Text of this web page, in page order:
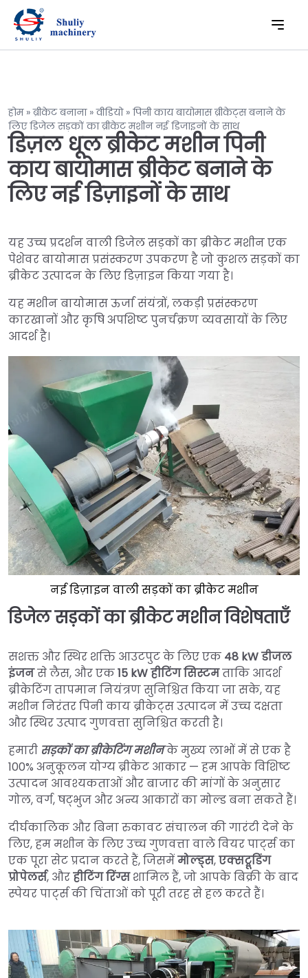
होम»ब्रीकेट बनाना»वीडियो» पिनी काय बायोमास ब्रीकेट्स बनाने के
लिए डिजेल सड़कों का ब्रीकेट मशीन नई डिजाइनों के साथ
डिज़ल धूल ब्रीकेट मशीन पिनी
काय बायोमास ब्रीकेट बनाने के
लिए नई डिज़ाइनों के साथ
यह उच्च प्रदर्शन वाली डिजेल सड़कों का ब्रीकेट मशीन एक
पेशेवर बायोमास प्रसंस्करण उपकरण है जो कुशल सड़कों का
ब्रीकेट उत्पादन के लिए डिज़ाइन किया गया है।
यह मशीन बायोमास ऊर्जा संयंत्रों, लकड़ी प्रसंस्करण
कारखानों और कृषि अपशिष्ट पुनर्चक्रण व्यवसायों के लिए
आदर्श है।
नई डिज़ाइन वाली सड़कों का ब्रीकेट मशीन
डिजेल सड़कों का ब्रीकेट मशीन विशेषताएँ
सशक्त और स्थिर शक्ति आउटपुट के लिए एक 48 kW डीजल
इंजनसे लैस, और एक15 kW हीटिंग सिस्टमताकि आदर्श
ब्रीकेटिंग तापमान नियंत्रण सुनिश्चित किया जा सके, यह
मशीन निरंतर पिनी काय ब्रीकेट्स उत्पादन में उच्च दक्षता
और स्थिर उत्पाद गुणवत्ता सुनिश्चित करती है।
हमारी सड़कों का ब्रीकेटिंग मशीनके मुख्य लाभों में से एक है
100% अनुकूलन योग्य ब्रीकेट आकार — हम आपके विशिष्ट
उत्पादन आवश्यकताओं और बाजार की मांगों के अनुसार
गोल, वर्ग, षट्भुज और अन्य आकारों का मोल्ड बना सकते हैं।
दीर्घकालिक और बिना रुकावट संचालन की गारंटी देने के
लिए, हम मशीन के लिए उच्च गुणवत्ता वाले वियर पार्ट्स का
एक पूरा सेट प्रदान करते हैं, जिसमेंमोल्ड्स,एक्सट्रूडिंग
प्रोपेलर्स, औरहीटिंग रिंग्सशामिल हैं, जो आपके बिक्री के बाद
स्पेयर पार्ट्स की चिंताओं को पूरी तरह से हल करते हैं।